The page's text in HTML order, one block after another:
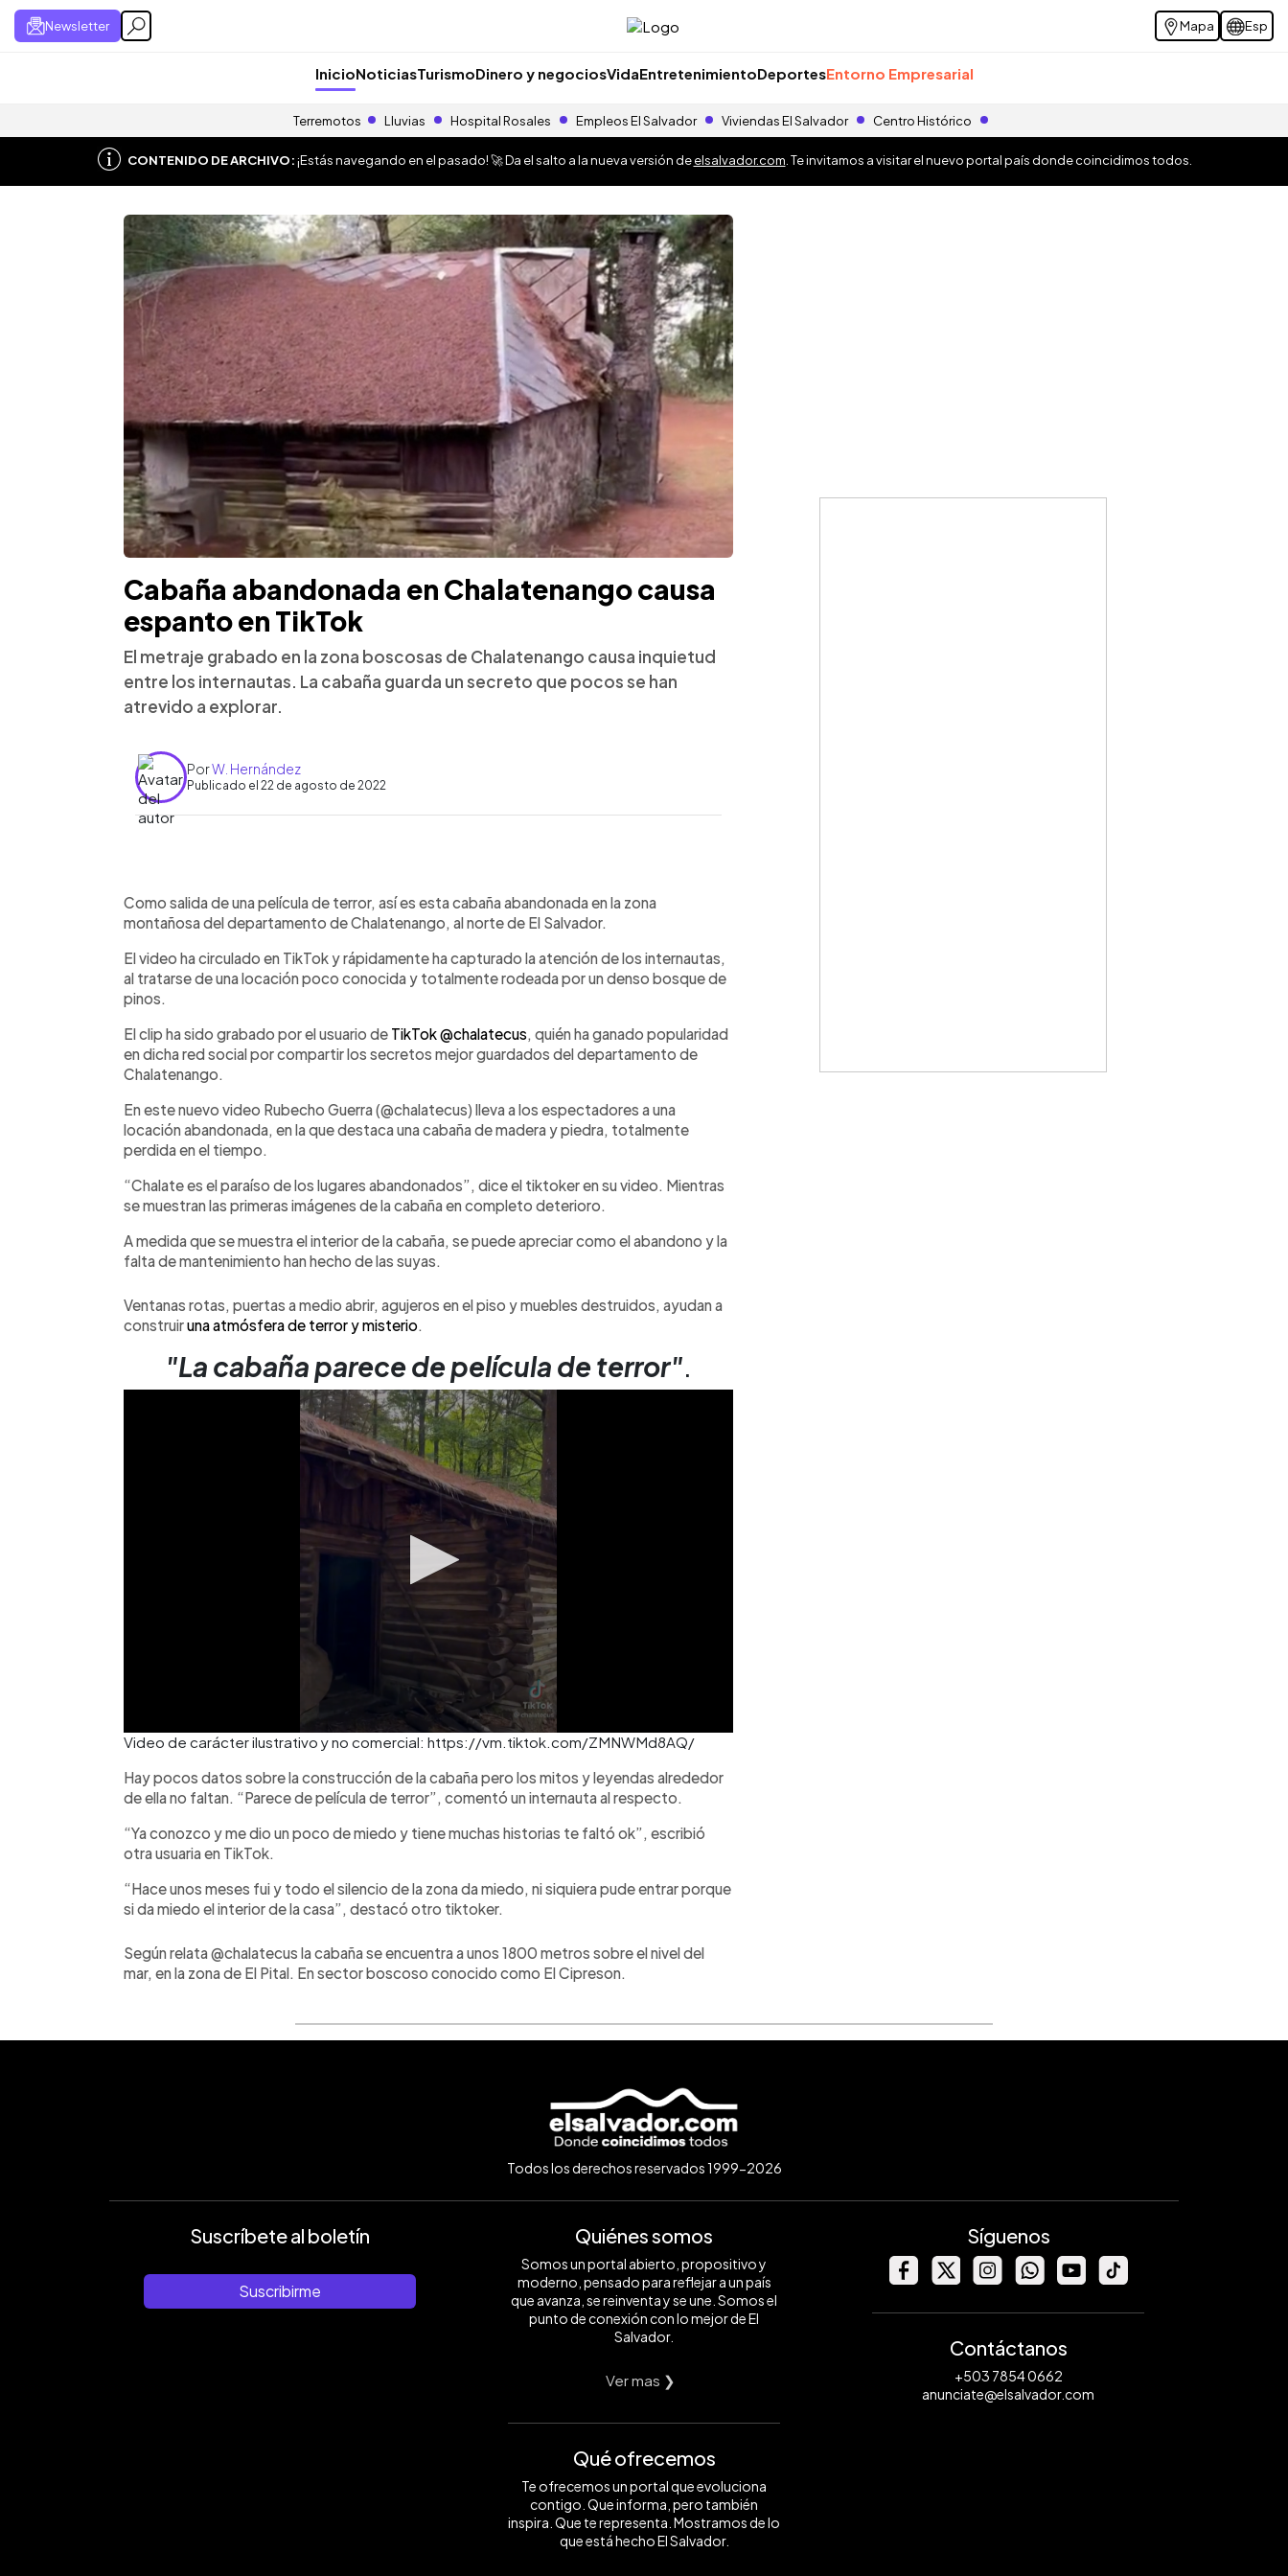
Newsletter Mapa Esp
InicioNoticiasTurismoDinero y negociosVidaEntretenimientoDeportesEntorno Empresarial
Terremotos Lluvias Hospital Rosales Empleos El Salvador Viviendas El Salvador Centro Histórico
CONTENIDO DE ARCHIVO:¡Estás navegando en el pasado! 🚀 Da el salto a la nueva versión deelsalvador.com . Te invitamos a visitar el nuevo portal país donde coincidimos todos.
Cabaña abandonada en Chalatenango causa
espanto en TikTok
El metraje grabado en la zona boscosas de Chalatenango causa inquietud
entre los internautas. La cabaña guarda un secreto que pocos se han
atrevido a explorar.
PorW. Hernández
Publicado el 22 de agosto de 2022
► Escuchar artículo
Como salida de una película de terror, así es esta cabaña abandonada en la zona
montañosa del departamento de Chalatenango, al norte de El Salvador.
El video ha circulado en TikTok y rápidamente ha capturado la atención de los internautas,
al tratarse de una locación poco conocida y totalmente rodeada por un denso bosque de
pinos.
El clip ha sido grabado por el usuario de TikTok @chalatecus , quién ha ganado popularidad
en dicha red social por compartir los secretos mejor guardados del departamento de
Chalatenango.
En este nuevo video Rubecho Guerra (@chalatecus) lleva a los espectadores a una
locación abandonada, en la que destaca una cabaña de madera y piedra, totalmente
perdida en el tiempo.
“Chalate es el paraíso de los lugares abandonados”, dice el tiktoker en su video. Mientras
se muestran las primeras imágenes de la cabaña en completo deterioro.
A medida que se muestra el interior de la cabaña, se puede apreciar como el abandono y la
falta de mantenimiento han hecho de las suyas.
Ventanas rotas, puertas a medio abrir, agujeros en el piso y muebles destruidos, ayudan a
construiruna atmósfera de terror y misterio
"La cabaña parece de película de terror".
Video de carácter ilustrativo y no comercial: https://vm.tiktok.com/ZMNWMd8AQ/
Hay pocos datos sobre la construcción de la cabaña pero los mitos y leyendas alrededor
de ella no faltan. “Parece de película de terror”, comentó un internauta al respecto.
“Ya conozco y me dio un poco de miedo y tiene muchas historias te faltó ok”, escribió
otra usuaria en TikTok.
“Hace unos meses fui y todo el silencio de la zona da miedo, ni siquiera pude entrar porque
si da miedo el interior de la casa”, destacó otro tiktoker.
Según relata @chalatecus la cabaña se encuentra a unos 1800 metros sobre el nivel del
mar, en la zona de El Pital. En sector boscoso conocido como El Cipreson.
Todos los derechos reservados 1999-2026
Suscríbete al boletín
Suscribirme
Quiénes somos
Somos un portal abierto, propositivo y
moderno, pensado para reflejar a un país
que avanza, se reinventa y se une. Somos el
punto de conexión con lo mejor de El
Salvador.
Ver mas ❯
Qué ofrecemos
Te ofrecemos un portal que evoluciona
contigo. Que informa, pero también
inspira. Que te representa. Mostramos de lo
que está hecho El Salvador.
Síguenos
Contáctanos
+503 7854 0662
anunciate@elsalvador.com